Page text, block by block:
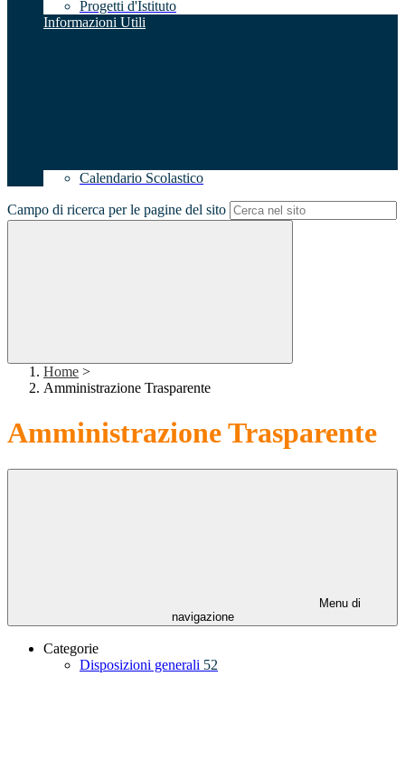
Progetti d'Istituto
Informazioni Utili
Calendario Scolastico
Campo di ricerca per le pagine del sito
Home >
Amministrazione Trasparente
Amministrazione Trasparente
Menu di
navigazione
Categorie
Disposizioni generali 52